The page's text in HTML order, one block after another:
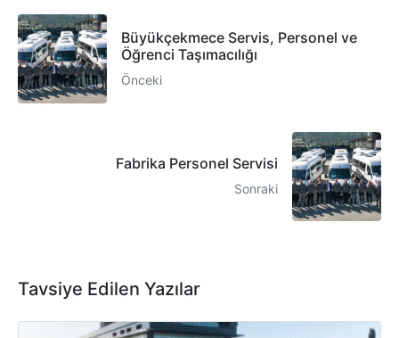
Büyükçekmece Servis, Personel ve
Öğrenci Taşımacılığı
Önceki
Fabrika Personel Servisi
Sonraki
Tavsiye Edilen Yazılar